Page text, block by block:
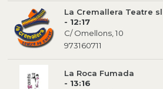
La Cremallera Teatre sl
- 12:17
C/ Omellons, 10
973160711
La Roca Fumada
- 13:16